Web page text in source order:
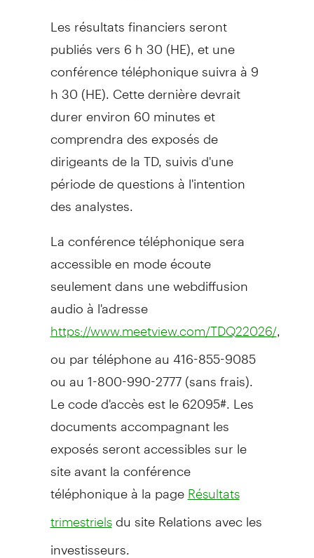
Les résultats financiers seront
publiés vers 6 h 30 (HE), et une
conférence téléphonique suivra à 9
h 30 (HE). Cette dernière devrait
durer environ 60 minutes et
comprendra des exposés de
dirigeants de la TD, suivis d'une
période de questions à l'intention
des analystes.
La conférence téléphonique sera
accessible en mode écoute
seulement dans une webdiffusion
audio à l'adresse
https://www.meetview.com/TDQ22026/,
ou par téléphone au 416-855-9085
ou au 1-800-990-2777 (sans frais).
Le code d'accès est le 62095#. Les
documents accompagnant les
exposés seront accessibles sur le
site avant la conférence
téléphonique à la page Résultats
trimestrielsdu site Relations avec les
investisseurs.